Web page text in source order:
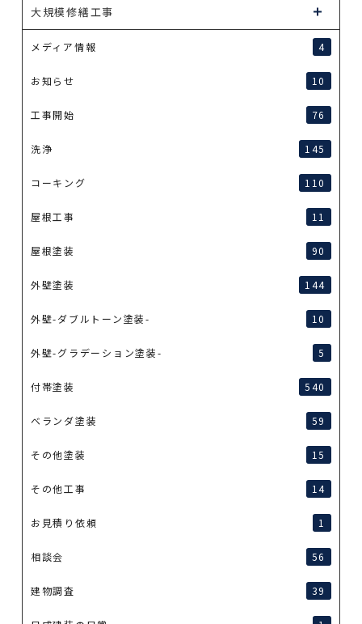
大規模修繕工事
メディア情報 4
お知らせ 10
工事開始 76
洗浄 145
コーキング 110
屋根工事 11
屋根塗装 90
外壁塗装 144
外壁-ダブルトーン塗装- 10
外壁-グラデーション塗装- 5
付帯塗装 540
ベランダ塗装 59
その他塗装 15
その他工事 14
お見積り依頼 1
相談会 56
建物調査 39